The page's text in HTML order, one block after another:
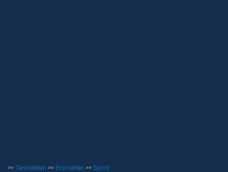
>> Tankstellen >> Emmetten >> Sprint